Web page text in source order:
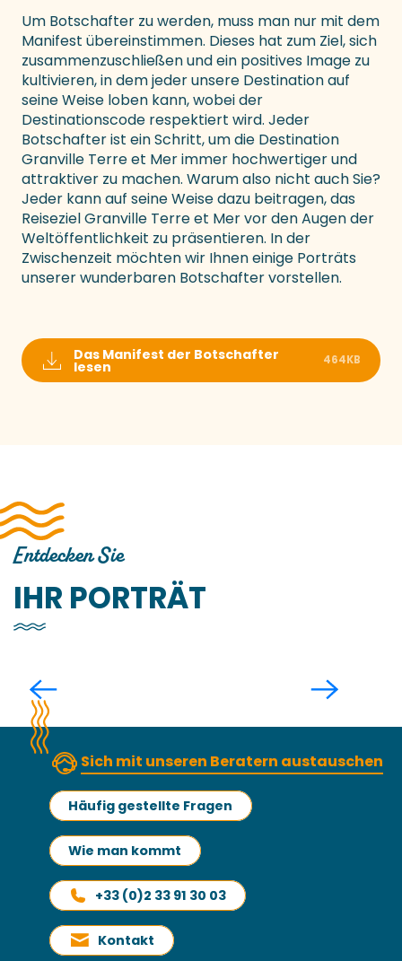
Um Botschafter zu werden, muss man nur mit dem
Manifest übereinstimmen. Dieses hat zum Ziel, sich
zusammenzuschließen und ein positives Image zu
kultivieren, in dem jeder unsere Destination auf
seine Weise loben kann, wobei der
Destinationscode respektiert wird. Jeder
Botschafter ist ein Schritt, um die Destination
Granville Terre et Mer immer hochwertiger und
attraktiver zu machen. Warum also nicht auch Sie?
Jeder kann auf seine Weise dazu beitragen, das
Reiseziel Granville Terre et Mer vor den Augen der
Weltöffentlichkeit zu präsentieren. In der
Zwischenzeit möchten wir Ihnen einige Porträts
unserer wunderbaren Botschafter vorstellen.
Das Manifest der Botschafter
lesen 464KB
Entdecken Sie
IHR PORTRÄT
Sich mit unseren Beratern austauschen
Häufig gestellte Fragen
Wie man kommt
+33 (0)2 33 91 30 03
Kontakt